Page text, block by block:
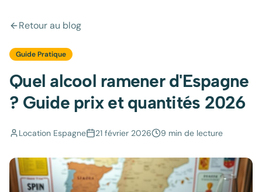
Retour au blog
Guide Pratique
Quel alcool ramener d'Espagne
? Guide prix et quantités 2026
Location Espagne 21 février 2026 9 min de lecture